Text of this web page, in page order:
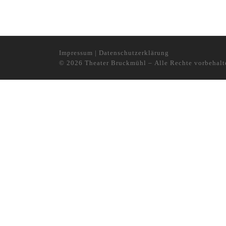
Impressum | Datenschutzerklärung
© 2026 Theater Bruckmühl – Alle Rechte